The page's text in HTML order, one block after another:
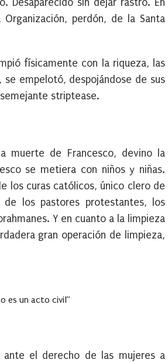
Desaparecido sin dejar rastro. En
perdón, de la Santa
físicamente con la riqueza, las
empelotó, despojándose de sus
striptease.
muerte de Francesco, devino la
se metiera con niños y niñas.
los curas católicos, único clero de
los pastores protestantes, los
Y en cuanto a la limpieza
gran operación de limpieza,
es un acto civil”
ante el derecho de las mujeres a